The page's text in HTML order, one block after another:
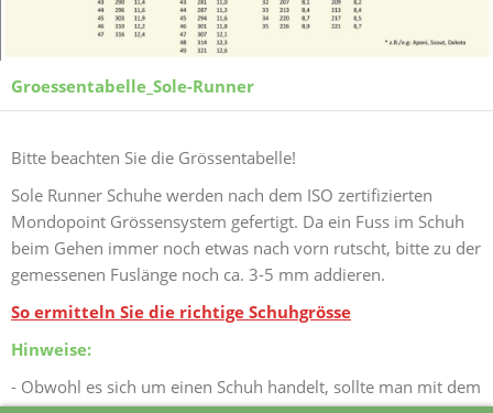
Groessentabelle_Sole-Runner
Bitte beachten Sie die Grössentabelle!
Sole Runner Schuhe werden nach dem ISO zertifizierten
Mondopoint Grössensystem gefertigt. Da ein Fuss im Schuh
beim Gehen immer noch etwas nach vorn rutscht, bitte zu der
gemessenen Fuslänge noch ca. 3-5 mm addieren.
So ermitteln Sie die richtige Schuhgrösse
Hinweise:
- Obwohl es sich um einen Schuh handelt, sollte man mit dem